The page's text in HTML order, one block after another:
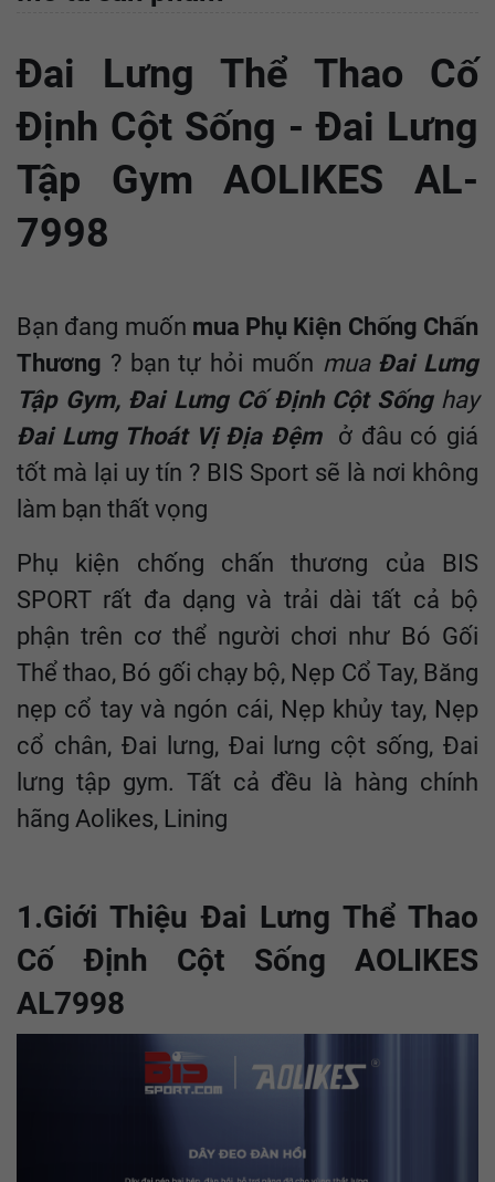
Đai Lưng Thể Thao Cố
Định Cột Sống - Đai Lưng
Tập Gym AOLIKES AL-
7998
Bạn đang muốn mua Phụ Kiện Chống Chấn
Thương ? bạn tự hỏi muốn mua Đai Lưng
Tập Gym, Đai Lưng Cố Định Cột Sống hay
Đai Lưng Thoát Vị Địa Đệm ở đâu có giá
tốt mà lại uy tín ? BIS Sport sẽ là nơi không
làm bạn thất vọng
Phụ kiện chống chấn thương của BIS
SPORT rất đa dạng và trải dài tất cả bộ
phận trên cơ thể người chơi như Bó Gối
Thể thao, Bó gối chạy bộ, Nẹp Cổ Tay, Băng
nẹp cổ tay và ngón cái, Nẹp khủy tay, Nẹp
cổ chân, Đai lưng, Đai lưng cột sống, Đai
lưng tập gym. Tất cả đều là hàng chính
hãng Aolikes, Lining
1.Giới Thiệu Đai Lưng Thể Thao
Cố Định Cột Sống AOLIKES
AL7998